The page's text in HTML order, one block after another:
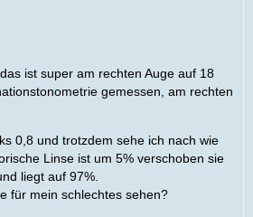
ist super am rechten Auge auf 18
gemessen, am rechten
0,8 und trotzdem sehe ich nach wie
Linse ist um 5% verschoben sie
liegt auf 97%.
für mein schlechtes sehen?